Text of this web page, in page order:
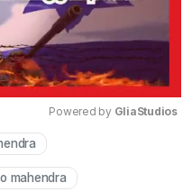
Powered by GliaStudios
mahendra